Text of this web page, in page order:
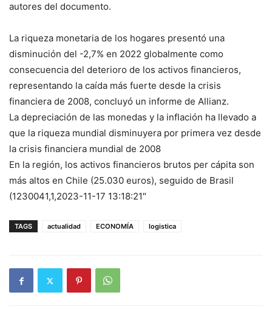
autores del documento.
La riqueza monetaria de los hogares presentó una
disminución del -2,7% en 2022 globalmente como
consecuencia del deterioro de los activos financieros,
representando la caída más fuerte desde la crisis
financiera de 2008, concluyó un informe de Allianz.
La depreciación de las monedas y la inflación ha llevado a
que la riqueza mundial disminuyera por primera vez desde
la crisis financiera mundial de 2008
En la región, los activos financieros brutos per cápita son
más altos en Chile (25.030 euros), seguido de Brasil
(1230041,1,2023-11-17 13:18:21″
TAGS actualidad ECONOMÍA logistica